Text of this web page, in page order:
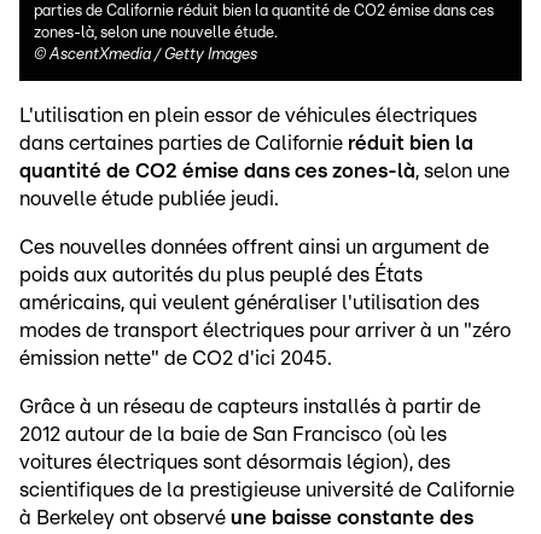
parties de Californie réduit bien la quantité de CO2 émise dans ces
zones-là, selon une nouvelle étude.
©AscentXmedia / Getty Images
L'utilisation en plein essor de véhicules électriques
dans certaines parties de Californie réduit bien la
quantité de CO2 émise dans ces zones-là, selon une
nouvelle étude publiée jeudi.
Ces nouvelles données offrent ainsi un argument de
poids aux autorités du plus peuplé des États
américains, qui veulent généraliser l'utilisation des
modes de transport électriques pour arriver à un "zéro
émission nette" de CO2 d'ici 2045.
Grâce à un réseau de capteurs installés à partir de
2012 autour de la baie de San Francisco (où les
voitures électriques sont désormais légion), des
scientifiques de la prestigieuse université de Californie
à Berkeley ont observé une baisse constante des